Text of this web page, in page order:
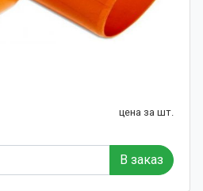
цена за шт.
В заказ